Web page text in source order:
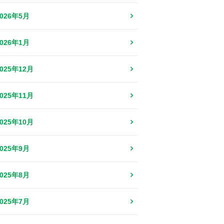
年5月
年1月
年12月
年11月
年10月
年9月
年8月
年7月